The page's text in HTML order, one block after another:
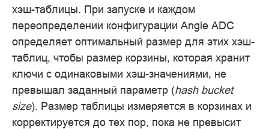
хэш-таблицы. При запуске и каждом
переопределении конфигурации Angie ADC
определяет оптимальный размер для этих хэш-
таблиц, чтобы размер корзины, которая хранит
ключи с одинаковыми хэш-значениями, не
превышал заданный параметр (hash bucket
size). Размер таблицы измеряется в корзинах и
корректируется до тех пор, пока не превысит